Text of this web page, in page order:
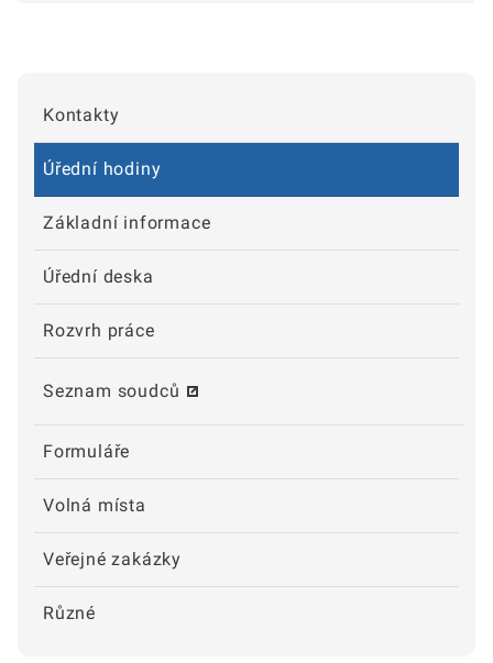
Kontakty
Úřední hodiny
Základní informace
Úřední deska
Rozvrh práce
Seznam soudců
Formuláře
Volná místa
Veřejné zakázky
Různé